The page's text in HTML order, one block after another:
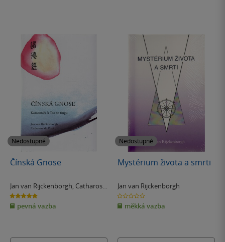
Nedostupné
Čínská Gnose
Jan van Rijckenborgh, Catharose
de Petri
5.0
z
5
hvězdiček
pevná vazba
Nedostupné
Mystérium života a smrti
Jan van Rijckenborgh
0.0
z
5
hvězdiček
měkká vazba